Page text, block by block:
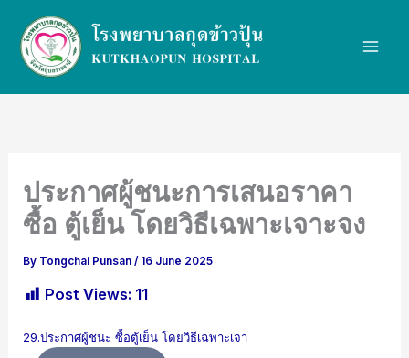
content
ประกาศผู้ชนะการเสนอราคา
ซื้อ ตู้เย็น โดยวิธีเฉพาะเจาะจง
By Tongchai Punsan/ 16 June 2025
Post Views: 11
29.ประกาศผู้ชนะ ซื้อตูัเย็น โดยวิธีเฉพาะเจา